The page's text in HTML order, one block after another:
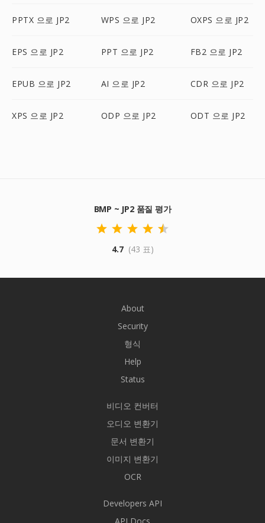
PPTX 으로 JP2 WPS 으로 JP2 OXPS 으로 JP2
EPS 으로 JP2 PPT 으로 JP2 FB2 으로 JP2
EPUB 으로 JP2 AI 으로 JP2 CDR 으로 JP2
XPS 으로 JP2 ODP 으로 JP2 ODT 으로 JP2
BMP ~ JP2 품질 평가
4.7 (43 표)
About
Security
형식
Help
Status
비디오 컨버터
오디오 변환기
문서 변환기
이미지 변환기
OCR
Developers API